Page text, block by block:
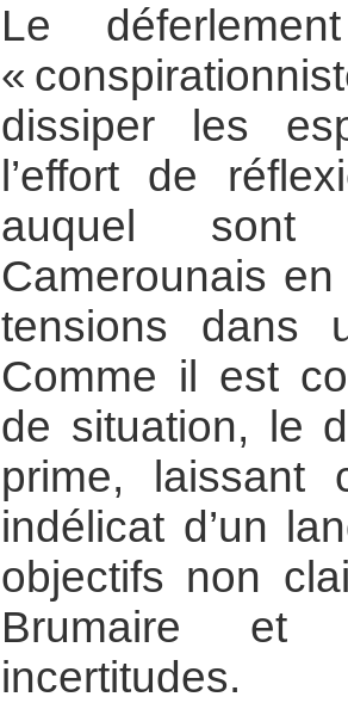
Le
«
dissiper les
l’effort de
auquel
Camerounais
tensions dans
Comme il est
de situation, le
prime, laissant
indélicat d’un
objectifs non
Brumaire et
incertitudes.